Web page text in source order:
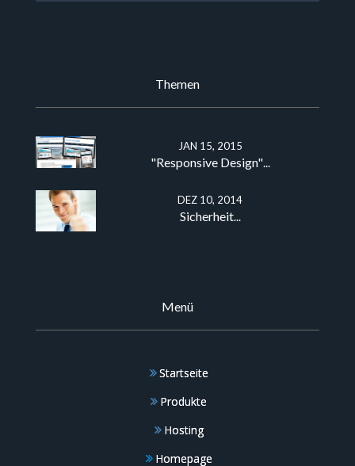
Themen
JAN 15, 2015
"Responsive Design"...
DEZ 10, 2014
Sicherheit...
Menü
Startseite
Produkte
Hosting
Homepage